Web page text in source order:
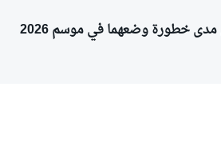
خطورة وضعهما في موسم 2026